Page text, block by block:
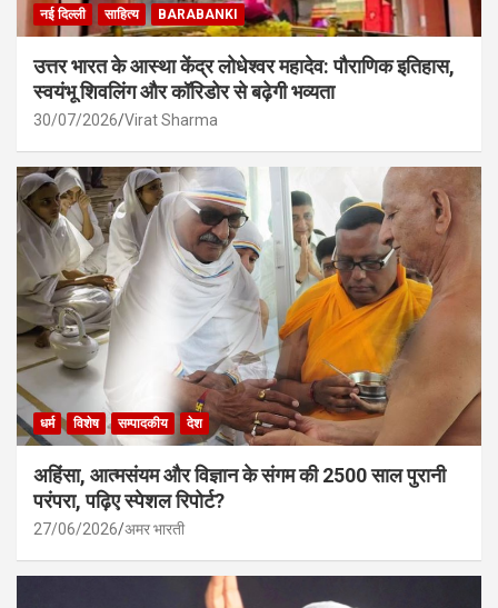
नई दिल्ली
साहित्य BARABANKI
उत्तर भारत के आस्था केंद्र लोधेश्वर महादेव: पौराणिक इतिहास,
स्वयंभू शिवलिंग और कॉरिडोर से बढ़ेगी भव्यता
30/07/2026 Virat Sharma
धर्म विशेष सम्पादकीय देश
अहिंसा, आत्मसंयम और विज्ञान के संगम की 2500 साल पुरानी
परंपरा, पढ़िए स्पेशल रिपोर्ट?
27/06/2026 अमर भारती